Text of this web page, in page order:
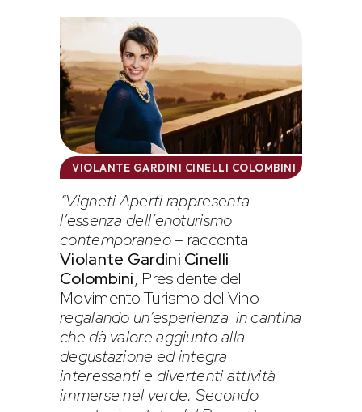
VIOLANTE GARDINI CINELLI COLOMBINI
“Vigneti Aperti rappresenta
l’essenza dell’enoturismo
contemporaneo– racconta
Violante Gardini Cinelli
Colombini, Presidente del
Movimento Turismo del Vino –
regalando un’esperienza in cantina
che dà valore aggiunto alla
degustazione ed integra
interessanti e divertenti attività
immerse nel verde. Secondo